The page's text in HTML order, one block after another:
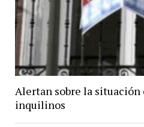
Alertan sobre la
inquilinos